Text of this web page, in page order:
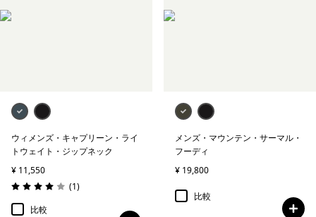
ウィメンズ・キャプリーン・ライ
トウェイト・ジップネック
¥ 11,550
評価: 4.0 / 5
(1レビュー
)
比較
メンズ・マウンテン・サーマル・
フーディ
¥ 19,800
比較